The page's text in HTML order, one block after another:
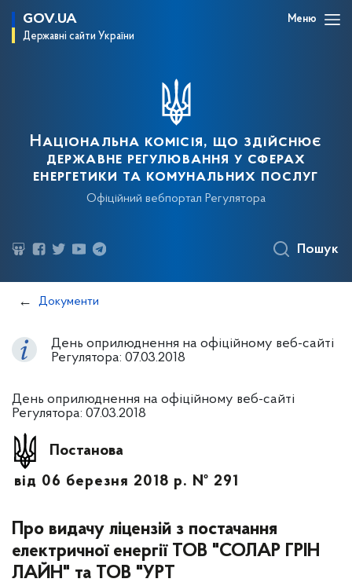
GOV.UA
Державні сайти України
Меню
Національна комісія, що здійснює
державне регулювання у сферах
енергетики та комунальних послуг
Офіційний вебпортал Регулятора
Пошук
Документи
День оприлюднення на офіційному веб-сайті
Регулятора: 07.03.2018
День оприлюднення на офіційному веб-сайті
Регулятора: 07.03.2018
Постанова
від 06 березня 2018 р. № 291
Про видачу ліцензій з постачання
електричної енергії ТОВ "СОЛАР ГРІН
ЛАЙН" та ТОВ "УРТ